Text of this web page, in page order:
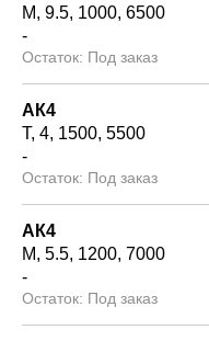
М 9.5 1000 6500
-
Под заказ
АК4
Т 4 1500 5500
-
Под заказ
АК4
М 5.5 1200 7000
-
Под заказ